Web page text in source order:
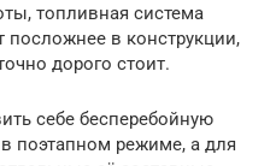
топливная система
посложнее в конструкции,
дорого стоит.
себе бесперебойную
поэтапном режиме, а для